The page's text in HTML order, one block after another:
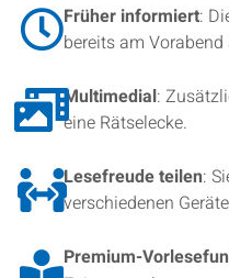
Früher informiert:
bereits am
Multimedial:
eine Rätselecke.
Lesefreude teilen:
verschiedenen
Premium-